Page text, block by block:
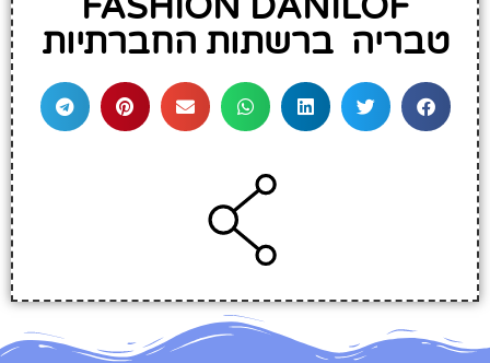
טבריה ברשתות החברתיות